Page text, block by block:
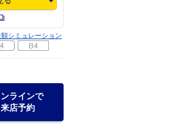
シミュレーション
ラインで
来店予約